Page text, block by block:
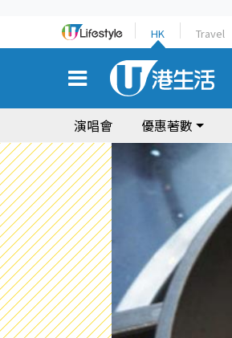
HK Travel
演唱會 優惠著數